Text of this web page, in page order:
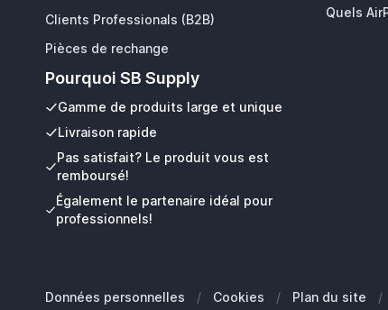
Clients Professionals (B2B)
Pièces de rechange
Pourquoi SB Supply
Gamme de produits large et unique
Livraison rapide
Pas satisfait? Le produit vous est
remboursé!
Également le partenaire idéal pour
professionnels!
Quels
Données personnelles / Cookies / Plan du site /